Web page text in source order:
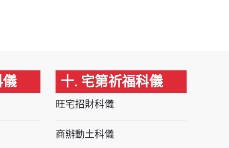
十. 宅第祈福科儀
旺宅招財科儀
商辦動土科儀